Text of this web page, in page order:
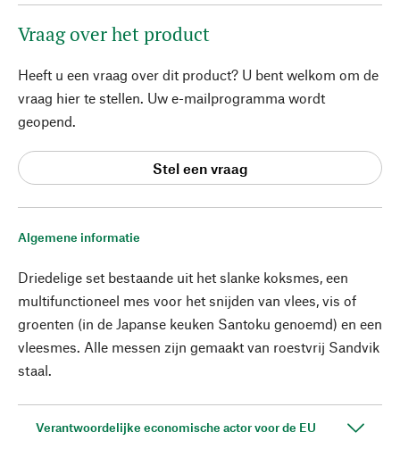
Algemene informatie
Driedelige set bestaande uit het slanke koksmes, een
multifunctioneel mes voor het snijden van vlees, vis of
groenten (in de Japanse keuken Santoku genoemd) en een
vleesmes. Alle messen zijn gemaakt van roestvrij Sandvik
staal.
Verantwoordelijke economische actor voor de EU
Vraag over het product
Heeft u een vraag over dit product? U bent welkom om de
vraag hier te stellen. Uw e-mailprogramma wordt
geopend.
Stel een vraag